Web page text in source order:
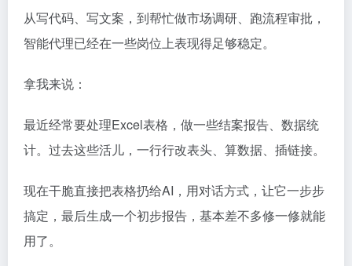
从写代码、写文案，到帮忙做市场调研、跑流程审批，
智能代理已经在一些岗位上表现得足够稳定。
拿我来说：
最近经常要处理Excel表格，做一些结案报告、数据统
计。过去这些活儿，一行行改表头、算数据、插链接。
现在干脆直接把表格扔给AI，用对话方式，让它一步步
搞定，最后生成一个初步报告，基本差不多修一修就能
用了。